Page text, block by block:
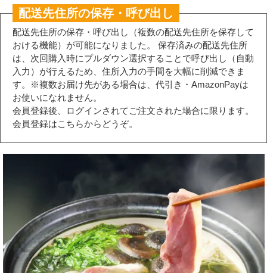
配送先住所の保存・呼び出し
配送先住所の保存・呼び出し（複数の配送先住所を保存して
おける機能）が可能になりました。 保存済みの配送先住所
は、次回購入時にプルダウン選択することで呼び出し（自動
入力）が行えるため、住所入力の手間を大幅に削減できま
す。※複数お届け先がある場合は、代引き・AmazonPayは
お使いになれません。
会員登録後、ログインされてご注文された場合に限ります。
会員登録はこちらからどうぞ。